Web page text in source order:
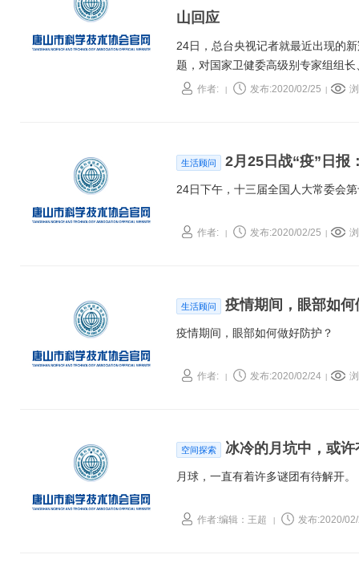
山回应
24日，总台央视记者就最近出现的
题，对国家卫健委高级别专家组组
作者: 发布:2020/02/25
生活顾问 2月25日战“疫”日报
24日下午，十三届全国人大常委会
作者: 发布:2020/02/25
生活顾问 疫情期间，眼部如
疫情期间，眼部如何做好防护？
作者: 发布:2020/02/24
空间探索 冰冷的月坑中，或
月球，一直有着许多谜团有待解开。
作者:编辑：王超 发布:2020/